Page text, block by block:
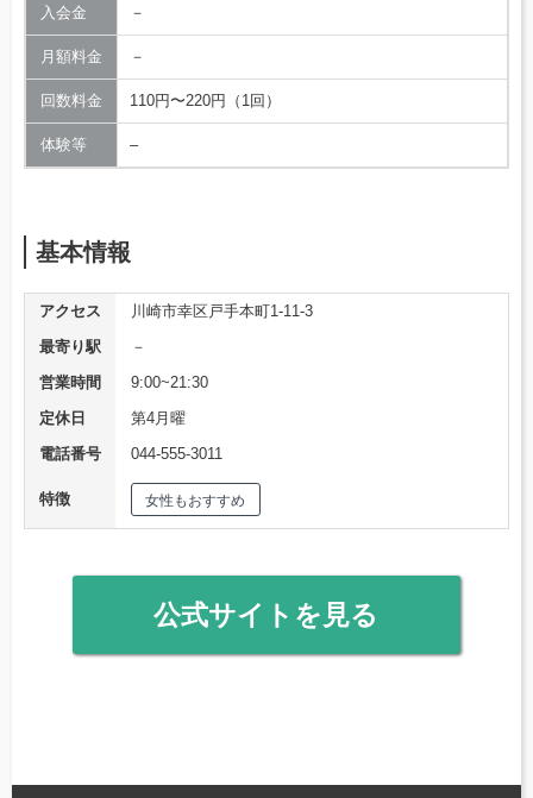
入会金 －
月額料金 －
回数料金 110円〜220円（1回）
体験等 –
基本情報
アクセス
川崎市幸区戸手本町1-11-3
最寄り駅
－
営業時間
9:00~21:30
定休日
第4月曜
電話番号
044-555-3011
特徴 女性もおすすめ
公式サイトを見る